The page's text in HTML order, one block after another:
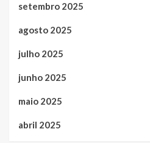
setembro 2025
agosto 2025
julho 2025
junho 2025
maio 2025
abril 2025